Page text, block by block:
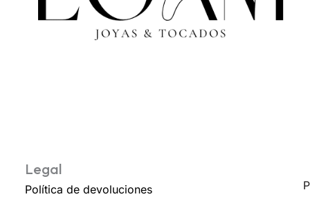
Legal
Política de devoluciones